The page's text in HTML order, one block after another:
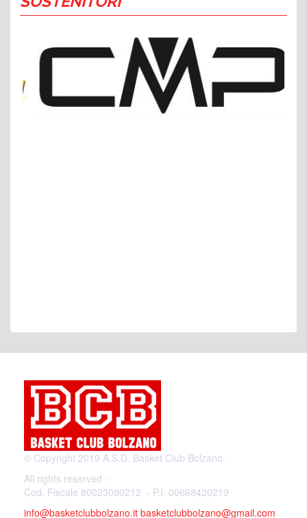
© Copyright 2019 A.S.D. Basket Club Bolzano.
All rights reserved -
Cod. Fiscale 80023090212 - P.I. 00668420219
info@basketclubbolzano.it basketclubbolzano@gmail.com